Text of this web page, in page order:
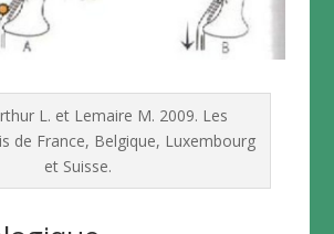
L. et Lemaire M. 2009. Les
de France, Belgique, Luxembourg
et Suisse.